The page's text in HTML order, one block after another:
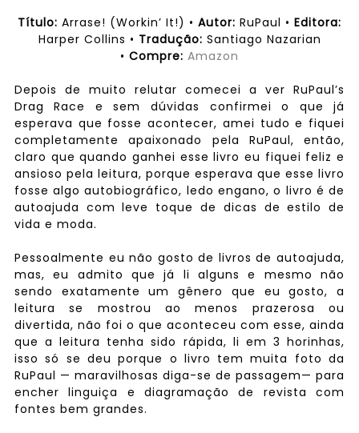
Título: Arrase! (Workin’ It!) • Autor: RuPaul • Editora:
Harper Collins • Tradução: Santiago Nazarian
• Compre: Amazon
Depois de muito relutar comecei a ver RuPaul’s
Drag Race e sem dúvidas confirmei o que já
esperava que fosse acontecer, amei tudo e fiquei
completamente apaixonado pela RuPaul, então,
claro que quando ganhei esse livro eu fiquei feliz e
ansioso pela leitura, porque esperava que esse livro
fosse algo autobiográfico, ledo engano, o livro é de
autoajuda com leve toque de dicas de estilo de
vida e moda.
Pessoalmente eu não gosto de livros de autoajuda,
mas, eu admito que já li alguns e mesmo não
sendo exatamente um gênero que eu gosto, a
leitura se mostrou ao menos prazerosa ou
divertida, não foi o que aconteceu com esse, ainda
que a leitura tenha sido rápida, li em 3 horinhas,
isso só se deu porque o livro tem muita foto da
RuPaul — maravilhosas diga-se de passagem— para
encher linguiça e diagramação de revista com
fontes bem grandes.